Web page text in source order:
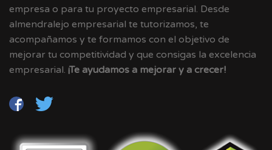
empresa o para tu proyecto empresarial. Desde
almendralejo empresarial te tutorizamos, te
acompañamos y te formamos con el objetivo de
mejorar tu competitividad y que consigas la excelencia
empresarial. ¡Te ayudamos a mejorar y a crecer!